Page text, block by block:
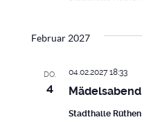
Februar 2027
DO.
4 Mädelsabend
04.02.2027 18:33
Stadthalle Rüthen